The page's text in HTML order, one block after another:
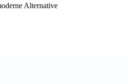
Alternative